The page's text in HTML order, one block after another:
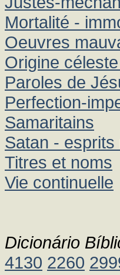
Mortalité -
Oeuvres
Origine
Paroles de
Perfection-
Samaritains
Satan - esprits
Titres et noms
Vie continuelle
Dicionário
4130 2260